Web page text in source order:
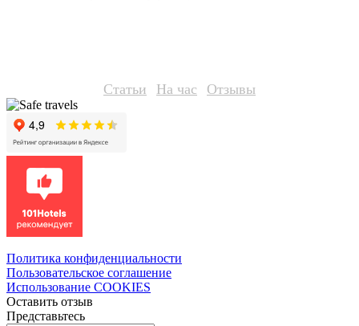
Статьи На час Отзывы
Политика конфиденциальности
Пользовательское соглашение
Использование COOKIES
Оставить отзыв
Представьтесь